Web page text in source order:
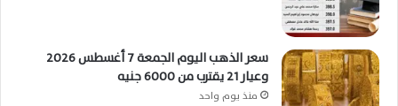
سعر الذهب اليوم الجمعة 7 أغسطس 2026
وعيار 21 يقترب من 6000 جنيه
منذ يوم واحد